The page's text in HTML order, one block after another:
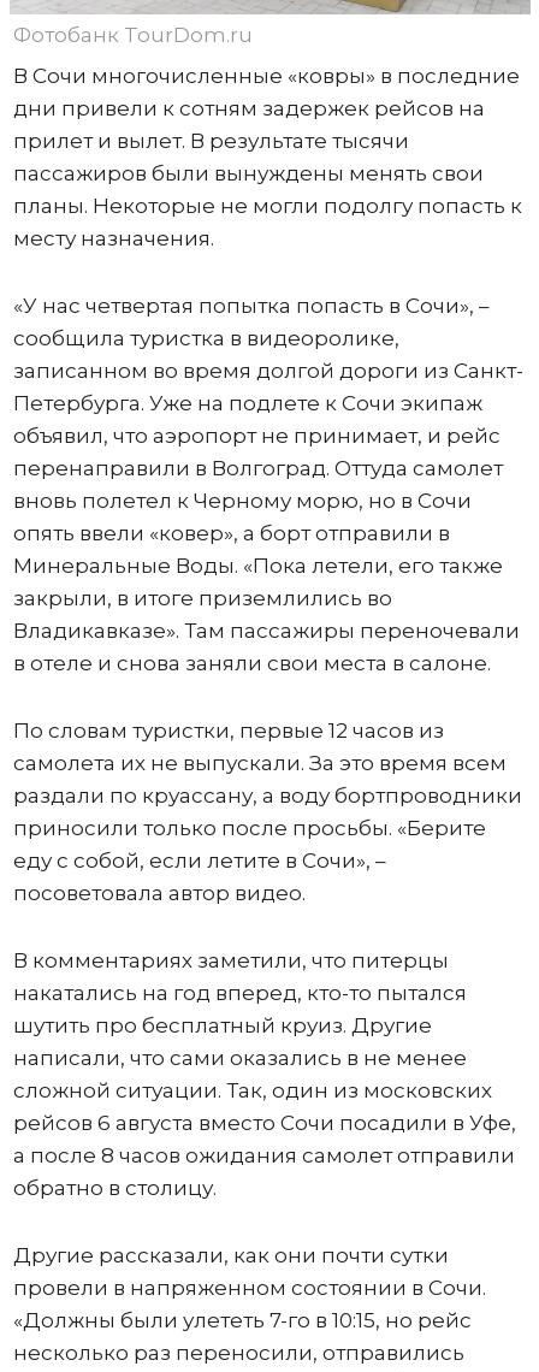
Фотобанк TourDom.ru
В Сочи многочисленные «ковры» в последние
дни привели к сотням задержек рейсов на
прилет и вылет. В результате тысячи
пассажиров были вынуждены менять свои
планы. Некоторые не могли подолгу попасть к
месту назначения.
«У нас четвертая попытка попасть в Сочи», –
сообщила туристка в видеоролике,
записанном во время долгой дороги из Санкт-
Петербурга. Уже на подлете к Сочи экипаж
объявил, что аэропорт не принимает, и рейс
перенаправили в Волгоград. Оттуда самолет
вновь полетел к Черному морю, но в Сочи
опять ввели «ковер», а борт отправили в
Минеральные Воды. «Пока летели, его также
закрыли, в итоге приземлились во
Владикавказе». Там пассажиры переночевали
в отеле и снова заняли свои места в салоне.
По словам туристки, первые 12 часов из
самолета их не выпускали. За это время всем
раздали по круассану, а воду бортпроводники
приносили только после просьбы. «Берите
еду с собой, если летите в Сочи», –
посоветовала автор видео.
В комментариях заметили, что питерцы
накатались на год вперед, кто-то пытался
шутить про бесплатный круиз. Другие
написали, что сами оказались в не менее
сложной ситуации. Так, один из московских
рейсов 6 августа вместо Сочи посадили в Уфе,
а после 8 часов ожидания самолет отправили
обратно в столицу.
Другие рассказали, как они почти сутки
провели в напряженном состоянии в Сочи.
«Должны были улететь 7-го в 10:15, но рейс
несколько раз переносили, отправились